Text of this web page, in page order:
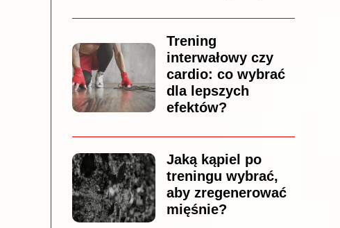
Trening
interwałowy czy
cardio: co wybrać
dla lepszych
efektów?
Jaką kąpiel po
treningu wybrać,
aby zregenerować
mięśnie?